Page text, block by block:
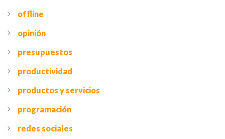
offline
opinión
presupuestos
productividad
productos y servicios
programación
redes sociales